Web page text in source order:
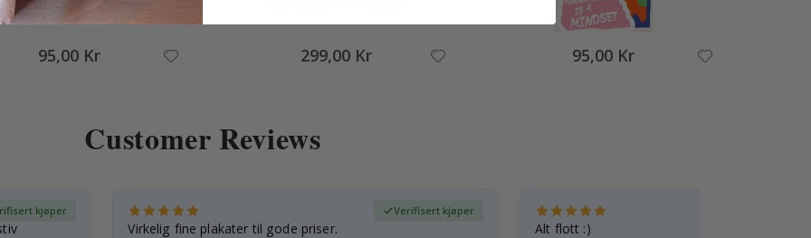
95,00 Kr 299,00 Kr 95,00 Kr
Customer Reviews
kjøper
Virkelig fine plakater til gode priser.
Verifisert kjøper
Alt flott :)